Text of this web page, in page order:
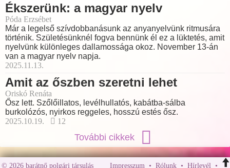
Ékszerünk: a magyar nyelv
Póda Erzsébet
Már a legelső szívdobbanásunk az anyanyelvünk ritmusára
történik. Születésünknél fogva bennünk él ez a lüktetés, amit
nyelvünk különleges dallamossága okoz. November 13-án
van a magyar nyelv napja.
2025.11.13.
Amit az őszben szeretni lehet
Oriskó Renáta
Ősz lett. Szőlőillatos, levélhullatós, kabátba-sálba
burkolózós, nyirkos reggeles, hosszú estés ősz.
2025.10.19.
12
További cikkek
© 2026 barátnő polgári társulás Impresszum • Rólunk• Hírlevél •